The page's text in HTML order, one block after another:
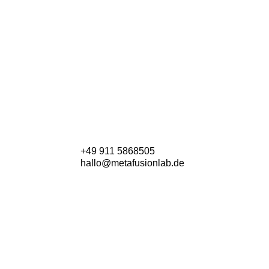
+49 911 5868505
hallo@metafusionlab.de